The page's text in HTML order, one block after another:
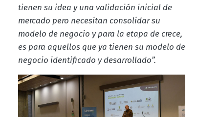
tienen su idea y una validación inicial de
mercado pero necesitan consolidar su
modelo de negocio y para la etapa de crece,
es para aquellos que ya tienen su modelo de
negocio identificado y desarrollado”.